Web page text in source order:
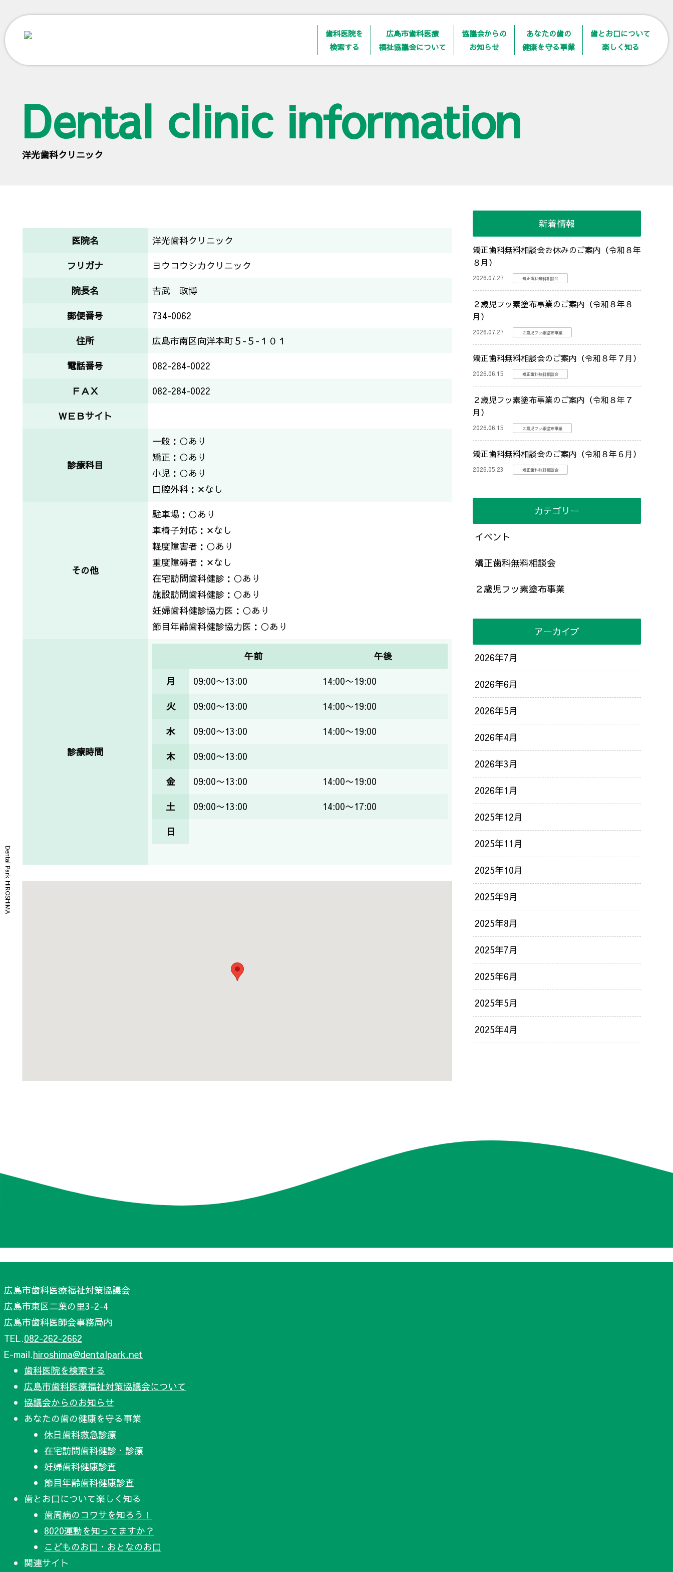
歯科医院を
検索する
広島市歯科医療
福祉協議会について
協議会からの
お知らせ
あなたの歯の
健康を守る事業
歯とお口について
楽しく知る
Dental Park HIROSHIMA
Dental clinic information
洋光歯科クリニック
医院名
洋光歯科クリニック
フリガナ
ヨウコウシカクリニック
院長名
吉武 政博
郵便番号
734-0062
住所
広島市南区向洋本町５-５-１０１
電話番号
082-284-0022
ＦＡＸ
082-284-0022
ＷＥＢサイト
診療科目
一般：○あり
矯正：○あり
小児：○あり
口腔外科：✕なし
その他
駐車場：○あり
車椅子対応：✕なし
軽度障害者：○あり
重度障碍者：✕なし
在宅訪問歯科健診：○あり
施設訪問歯科健診：○あり
妊婦歯科健診協力医：○あり
節目年齢歯科健診協力医：○あり
診療時間
午前
午後
月
09:00〜13:00
14:00〜19:00
火
09:00〜13:00
14:00〜19:00
水
09:00〜13:00
14:00〜19:00
木
09:00〜13:00
金
09:00〜13:00
14:00〜19:00
土
09:00〜13:00
14:00〜17:00
日
新着情報
矯正歯科無料相談会お休みのご案内（令和８年
８月）
2026.07.27 矯正歯科無料相談会
２歳児フッ素塗布事業のご案内（令和８年８
月）
2026.07.27 ２歳児フッ素塗布事業
矯正歯科無料相談会のご案内（令和８年７月）
2026.06.15 矯正歯科無料相談会
２歳児フッ素塗布事業のご案内（令和８年７
月）
2026.06.15 ２歳児フッ素塗布事業
矯正歯科無料相談会のご案内（令和８年６月）
2026.05.23 矯正歯科無料相談会
カテゴリー
イベント
矯正歯科無料相談会
２歳児フッ素塗布事業
アーカイブ
2026年7月
2026年6月
2026年5月
2026年4月
2026年3月
2026年1月
2025年12月
2025年11月
2025年10月
2025年9月
2025年8月
2025年7月
2025年6月
2025年5月
2025年4月
広島市歯科医療福祉対策協議会
広島市東区二葉の里3-2-4
広島市歯科医師会事務局内
TEL.082-262-2662
E-mail.hiroshima@dentalpark.net
歯科医院を検索する
広島市歯科医療福祉対策協議会について
協議会からのお知らせ
あなたの歯の健康を守る事業
休日歯科救急診療
在宅訪問歯科健診・診療
妊婦歯科健康診査
節目年齢歯科健康診査
歯とお口について楽しく知る
歯周病のコワサを知ろう！
8020運動を知ってますか？
こどものお口・おとなのお口
関連サイト